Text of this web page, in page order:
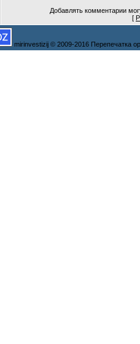
Добавлять комментарии
[
mirinvestizij © 2009-2016 Перепечатка